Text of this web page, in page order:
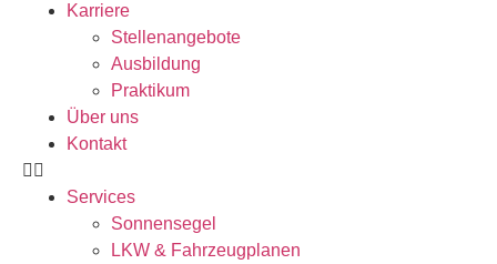
Karriere
Stellenangebote
Ausbildung
Praktikum
Über uns
Kontakt
Services
Sonnensegel
LKW & Fahrzeugplanen